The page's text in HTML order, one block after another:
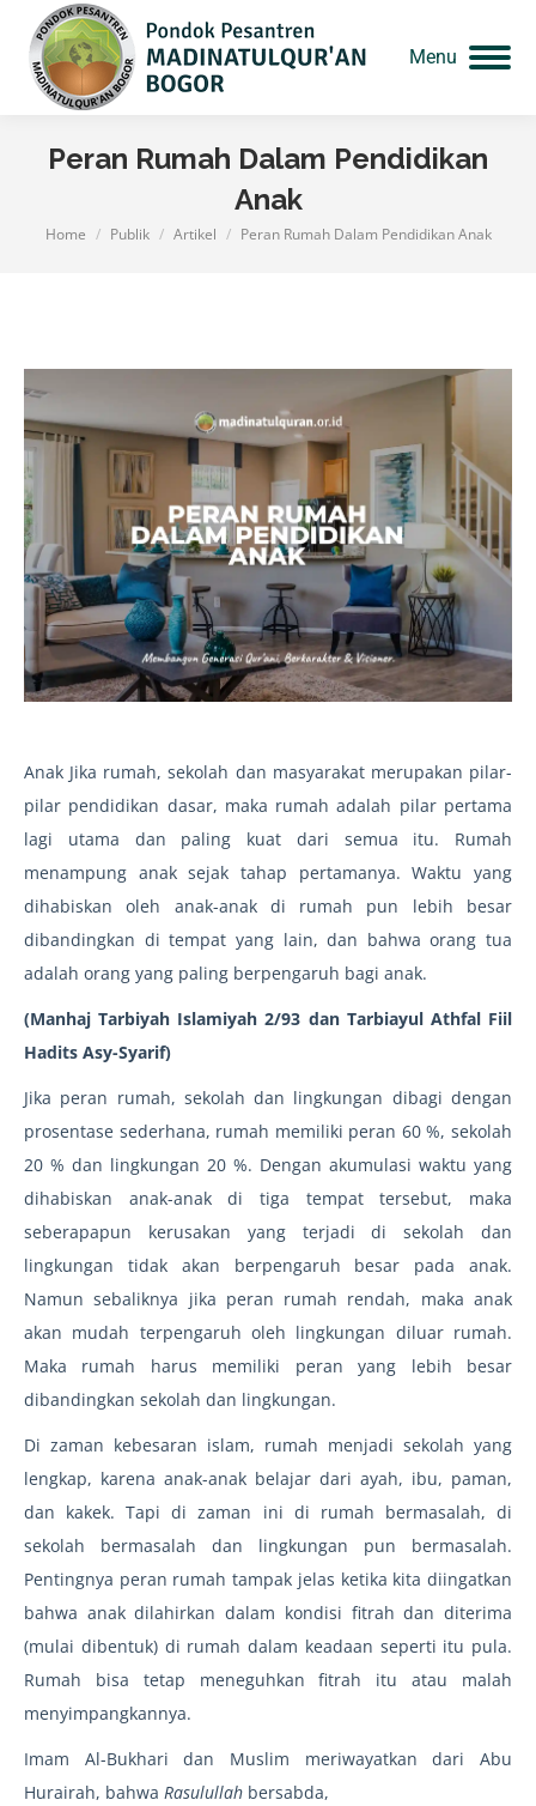
Menu
Peran Rumah Dalam Pendidikan
Anak
You are here:
Home Publik Artikel Peran Rumah Dalam Pendidikan Anak
Anak Jika rumah, sekolah dan masyarakat merupakan pilar-
pilar pendidikan dasar, maka rumah adalah pilar pertama
lagi utama dan paling kuat dari semua itu. Rumah
menampung anak sejak tahap pertamanya. Waktu yang
dihabiskan oleh anak-anak di rumah pun lebih besar
dibandingkan di tempat yang lain, dan bahwa orang tua
adalah orang yang paling berpengaruh bagi anak.
(Manhaj Tarbiyah Islamiyah 2/93 dan Tarbiayul Athfal Fiil
Hadits Asy-Syarif)
Jika peran rumah, sekolah dan lingkungan dibagi dengan
prosentase sederhana, rumah memiliki peran 60 %, sekolah
20 % dan lingkungan 20 %. Dengan akumulasi waktu yang
dihabiskan anak-anak di tiga tempat tersebut, maka
seberapapun kerusakan yang terjadi di sekolah dan
lingkungan tidak akan berpengaruh besar pada anak.
Namun sebaliknya jika peran rumah rendah, maka anak
akan mudah terpengaruh oleh lingkungan diluar rumah.
Maka rumah harus memiliki peran yang lebih besar
dibandingkan sekolah dan lingkungan.
Di zaman kebesaran islam, rumah menjadi sekolah yang
lengkap, karena anak-anak belajar dari ayah, ibu, paman,
dan kakek. Tapi di zaman ini di rumah bermasalah, di
sekolah bermasalah dan lingkungan pun bermasalah.
Pentingnya peran rumah tampak jelas ketika kita diingatkan
bahwa anak dilahirkan dalam kondisi fitrah dan diterima
(mulai dibentuk) di rumah dalam keadaan seperti itu pula.
Rumah bisa tetap meneguhkan fitrah itu atau malah
menyimpangkannya.
Imam Al-Bukhari dan Muslim meriwayatkan dari Abu
Hurairah, bahwa Rasulullah bersabda,